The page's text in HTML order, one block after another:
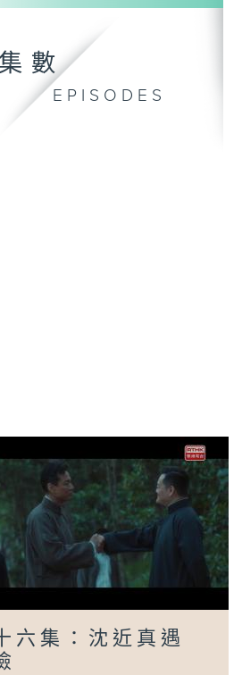
集數
EPISODES
六集：沈近真遇